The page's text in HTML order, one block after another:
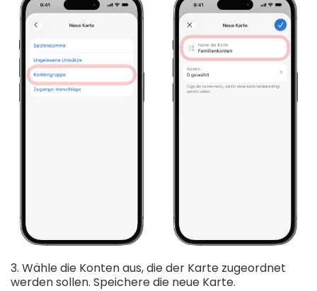
3. Wähle die Konten aus, die der Karte zugeordnet
werden sollen. Speichere die neue Karte.